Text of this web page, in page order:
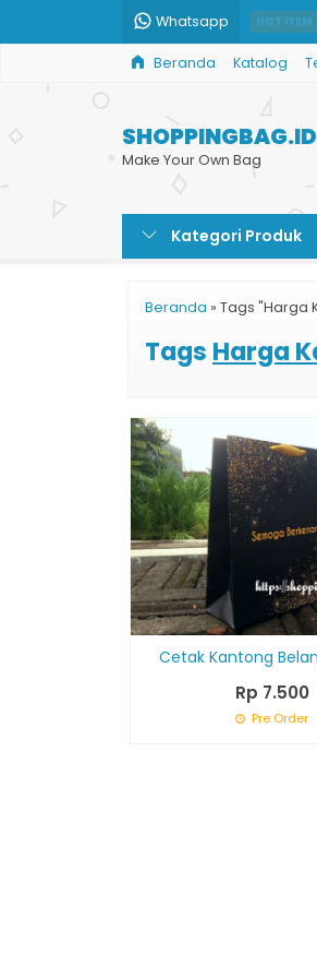
Whatsapp HOT ITEM
Beranda Katalog
SHOPPINGBAG.ID
Make Your Own Bag
Kategori Produk
Beranda » Tags "Harga
Tags Harga
Cetak Kantong
Rp 7.500
Pre Order